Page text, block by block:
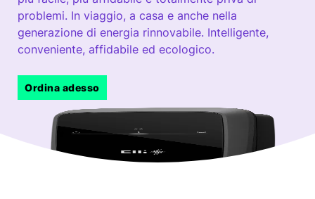
problemi. In viaggio, a casa e anche nella
generazione di energia rinnovabile. Intelligente,
conveniente, affidabile ed ecologico.
Ordina adesso